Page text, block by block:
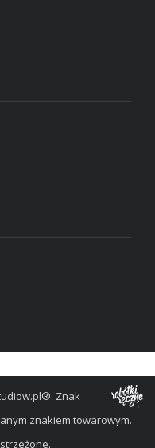
Znak
znakiem towarowym.